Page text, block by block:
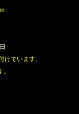
けています。
。